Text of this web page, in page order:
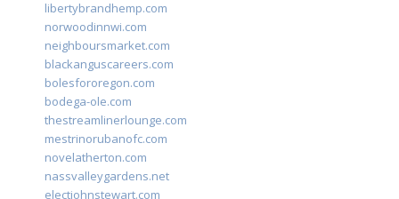
libertybrandhemp.com
norwoodinnwi.com
neighboursmarket.com
blackanguscareers.com
bolesfororegon.com
bodega-ole.com
thestreamlinerlounge.com
mestrinorubanofc.com
novelatherton.com
nassvalleygardens.net
electjohnstewart.com